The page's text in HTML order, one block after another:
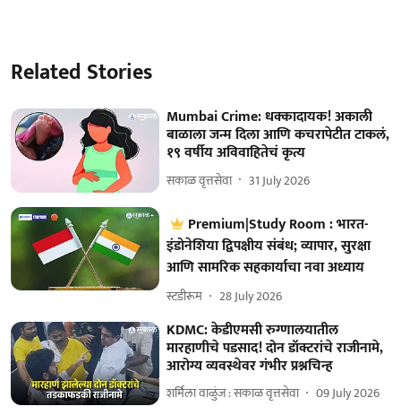
Related Stories
Mumbai Crime: धक्कादायक! अकाली
बाळाला जन्म दिला आणि कचरापेटीत टाकलं,
१९ वर्षीय अविवाहितेचं कृत्य
सकाळ वृत्तसेवा 31 July 2026
Premium|Study Room : भारत-
इंडोनेशिया द्विपक्षीय संबंध; व्यापार, सुरक्षा
आणि सामरिक सहकार्याचा नवा अध्याय
स्टडीरूम 28 July 2026
KDMC: केडीएमसी रुग्णालयातील
मारहाणीचे पडसाद! दोन डॉक्टरांचे राजीनामे,
आरोग्य व्यवस्थेवर गंभीर प्रश्नचिन्ह
शर्मिला वाळुंज : सकाळ वृत्तसेवा 09 July 2026